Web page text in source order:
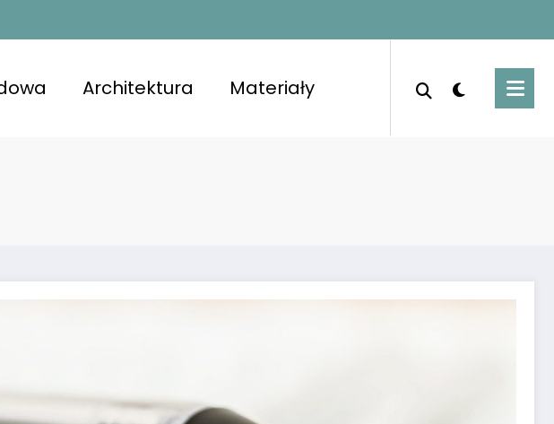
uporządkowanymi pomieszczeniami i świeżym
Architektura Materiały